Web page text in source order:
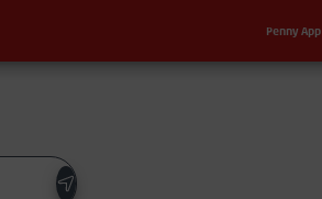
Sekundärnavigation
Penny App